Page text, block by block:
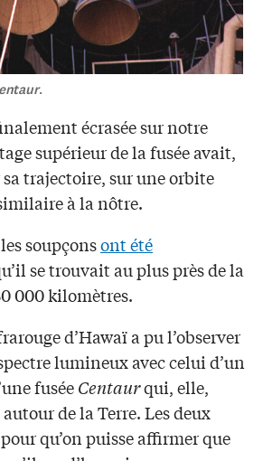
.
écrasée sur notre
supérieur de la fusée avait,
trajectoire, sur une orbite
à la nôtre.
soupçonsont été
se trouvait au plus près de la
000 kilomètres.
d’Hawaï a pu l’observer
lumineux avec celui d’un
fuséeCentaurqui, elle,
de la Terre. Les deux
qu’on puisse affirmer que